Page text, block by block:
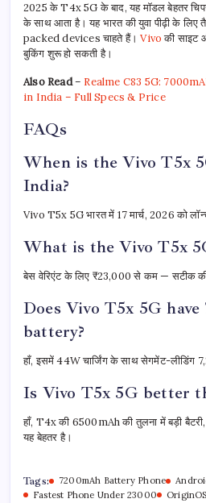
2025 के T4x 5G के बाद, यह मॉडल बेहतर
के साथ आता है। यह भारत की युवा पीढ़ी के लिए
packed devices चाहते हैं।Vivoकी साइट
बुकिंग शुरू हो सकती है।
Also Read– Realme C83 5G:
in India – Full Specs & Price
FAQs
When is the Vivo T5x
India?
Vivo T5x 5G भारत में 17 मार्च, 2026 को
What is the Vivo T5x
बेस वेरिएंट के लिए ₹23,000 से कम — सटीक
Does Vivo T5x 5G
battery?
हाँ, इसमें 44W चार्जिंग के साथ सेगमेंट-लीडिंग
Is Vivo T5x 5G better
हाँ, T4x की 6500mAh की तुलना में बड़ी
यह बेहतर है।
Tags: 7200mAh Battery Phone
Fastest Phone Under 23000